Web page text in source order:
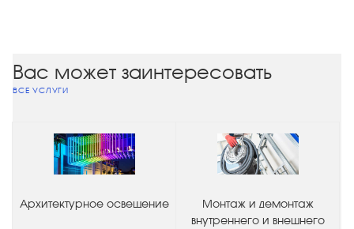
Вас может заинтересовать
ВСЕ УСЛУГИ
Архитектурное освещение
Монтаж и демонтаж
внутреннего и внешнего